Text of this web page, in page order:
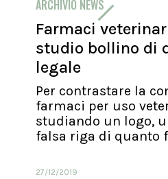
ARCHIVIO NEWS
Farmaci
studio bollino di
legale
Per contrastare la
farmaci per uso
studiando un logo,
falsa riga di quanto
27/12/2019